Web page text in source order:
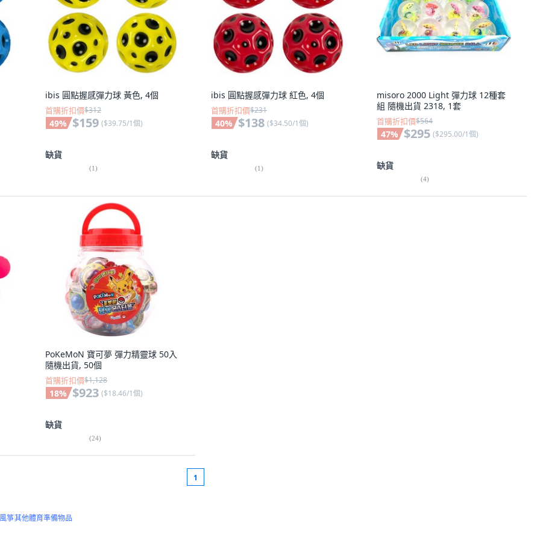
ibis 圓點握感彈力球 黃色, 4個
首購折扣價$312
49% $159 ($39.75/1個)
缺貨
(1)
ibis 圓點握感彈力球 紅色, 4個
首購折扣價$231
40% $138 ($34.50/1個)
缺貨
(1)
misoro 2000 Light 彈力球 12種套
組 隨機出貨 2318, 1套
首購折扣價$564
47% $295 ($295.00/1個)
缺貨
(4)
PoKeMoN 寶可夢 彈力精靈球 50入
隨機出貨, 50個
首購折扣價$1,128
18% $923 ($18.46/1個)
缺貨
(24)
1
箏其他體育準備物品